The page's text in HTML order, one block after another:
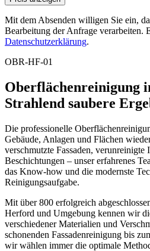
Mit dem Absenden willigen Sie ein,
Bearbeitung der Anfrage verarbeiten.
Datenschutzerklärung.
OBR-HF-01
Oberflächenreinigung
Strahlend saubere
Die professionelle
Gebäude, Anlagen und Flächen
verschmutzte Fassaden, verunreinigte
Beschichtungen – unser erfahrenes
das Know-how und die modernste
Reinigungsaufgabe.
Mit über 800 erfolgreich
Herford und Umgebung kennen wir
verschiedener Materialien und
schonenden Fassadenreinigung bis
wir wählen immer die optimale